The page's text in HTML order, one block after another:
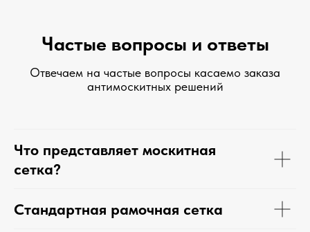
Частые вопросы и ответы
Отвечаем на частые вопросы касаемо заказа
антимоскитных решений
Что представляет москитная
сетка?
Стандартная рамочная сетка